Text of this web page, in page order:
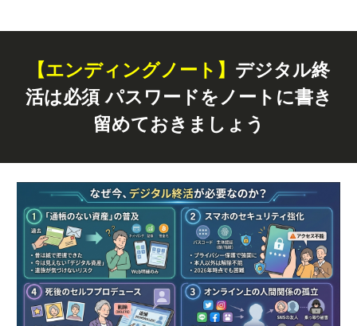
【エンディングノート】 デジタル終
活は必須 パスワードをノートに書き
留めておきましょう